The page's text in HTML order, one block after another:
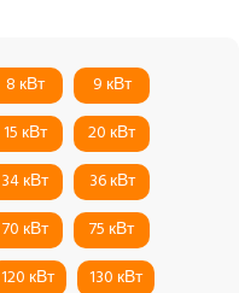
8 кВт
9 кВт
15 кВт
20 кВт
34 кВт
36 кВт
70 кВт
75 кВт
120 кВт
130 кВт